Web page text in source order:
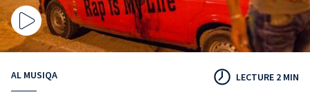
AL MUSIQA LECTURE 2 MIN